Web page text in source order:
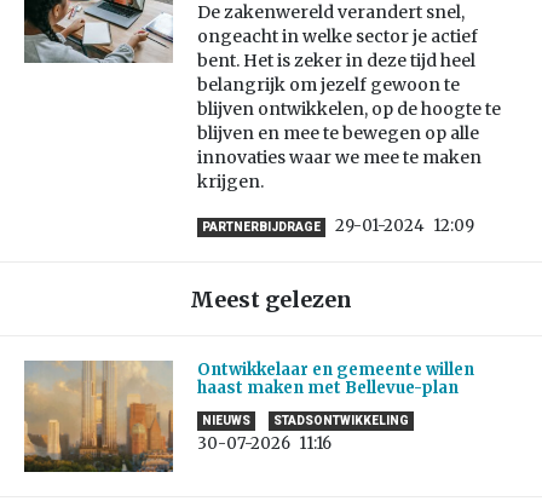
De zakenwereld verandert snel,
ongeacht in welke sector je actief
bent. Het is zeker in deze tijd heel
belangrijk om jezelf gewoon te
blijven ontwikkelen, op de hoogte te
blijven en mee te bewegen op alle
innovaties waar we mee te maken
krijgen.
PARTNERBIJDRAGE 29-01-2024 12:09
Meest gelezen
Ontwikkelaar en gemeente willen
haast maken met Bellevue-plan
NIEUWS STADSONTWIKKELING
30-07-2026 11:16